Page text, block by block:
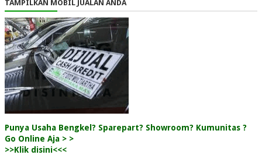
TAMPILKAN MOBIL JUALAN ANDA
Punya Usaha Bengkel? Sparepart? Showroom? Kumunitas ?
Go Online Aja > >
>>Klik disini<<<